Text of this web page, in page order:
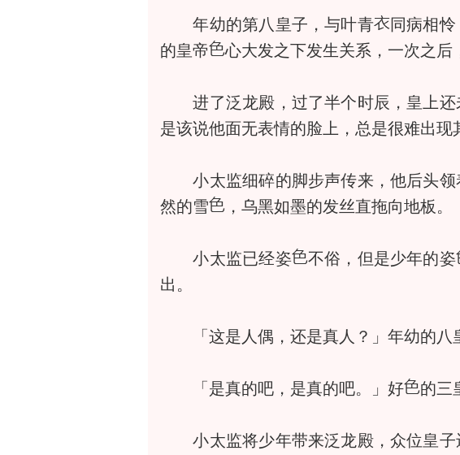
年幼的第八皇子，与叶青 同病相怜
的皇帝
心大发之下发生关系，一次之后
进了泛龙殿，过了半个时辰，皇上还
是该说他面无表情的脸上，总是很难出现
小太监细碎的脚步声传来，他后头领
然的雪
，乌黑如墨的发丝直拖向地板。
小太监已经姿 不俗，但是少年的姿
出。
「这是人偶，还是真人？」年幼的八
「是真的吧，是真的吧。」好 的三
小太监将少年带来泛龙殿，众位皇子